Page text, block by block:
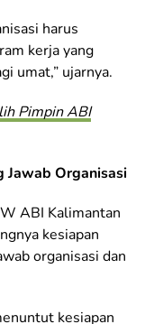
harus
kerja yang
umat,” ujarnya.
Pimpin ABI
Jawab Organisasi
ABI Kalimantan
kesiapan
organisasi dan
kesiapan